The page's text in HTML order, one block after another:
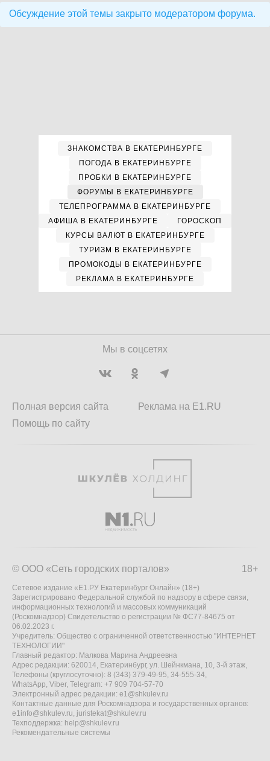
Обсуждение этой темы закрыто модератором форума.
ЗНАКОМСТВА В ЕКАТЕРИНБУРГЕ
ПОГОДА В ЕКАТЕРИНБУРГЕ
ПРОБКИ В ЕКАТЕРИНБУРГЕ
ФОРУМЫ В ЕКАТЕРИНБУРГЕ
ТЕЛЕПРОГРАММА В ЕКАТЕРИНБУРГЕ
АФИША В ЕКАТЕРИНБУРГЕ
ГОРОСКОП
КУРСЫ ВАЛЮТ В ЕКАТЕРИНБУРГЕ
ТУРИЗМ В ЕКАТЕРИНБУРГЕ
ПРОМОКОДЫ В ЕКАТЕРИНБУРГЕ
РЕКЛАМА В ЕКАТЕРИНБУРГЕ
Мы в соцсетях
Полная версия сайта
Помощь по сайту
Реклама на E1.RU
18+
© ООО «Сеть городских порталов»
Сетевое издание «Е1.РУ Екатеринбург Онлайн» (18+)
Зарегистрировано Федеральной службой по надзору в сфере связи,
информационных технологий и массовых коммуникаций
(Роскомнадзор) Свидетельство о регистрации № ФС77-84675 от
06.02.2023 г.
Учредитель: Общество с ограниченной ответственностью "ИНТЕРНЕТ
ТЕХНОЛОГИИ"
Главный редактор: Малкова Марина Андреевна
Адрес редакции: 620014, Екатеринбург, ул. Шейнкмана, 10, 3-й этаж,
Телефоны (круглосуточно): 8 (343) 379-49-95, 34-555-34,
WhatsApp, Viber, Telegram: +7 909 704-57-70
Электронный адрес редакции: e1@shkulev.ru
Контактные данные для Роскомнадзора и государственных органов:
e1info@shkulev.ru, juristekat@shkulev.ru
Техподдержка: help@shkulev.ru
Рекомендательные системы